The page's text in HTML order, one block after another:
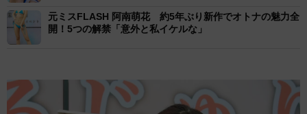
元ミスFLASH 阿南萌花 約5年ぶり新作でオトナの魅力全
開！5つの解禁「意外と私イケルな」